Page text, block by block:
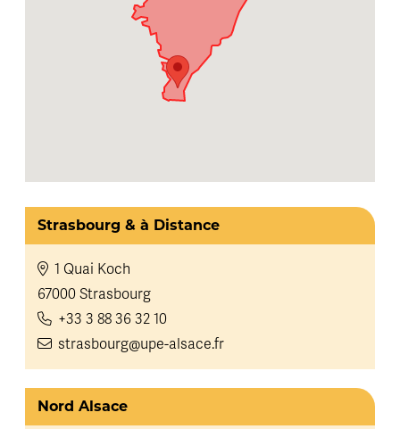
Strasbourg & à Distance
1 Quai Koch
67000 Strasbourg
+33 3 88 36 32 10
strasbourg@upe-alsace.fr
Nord Alsace